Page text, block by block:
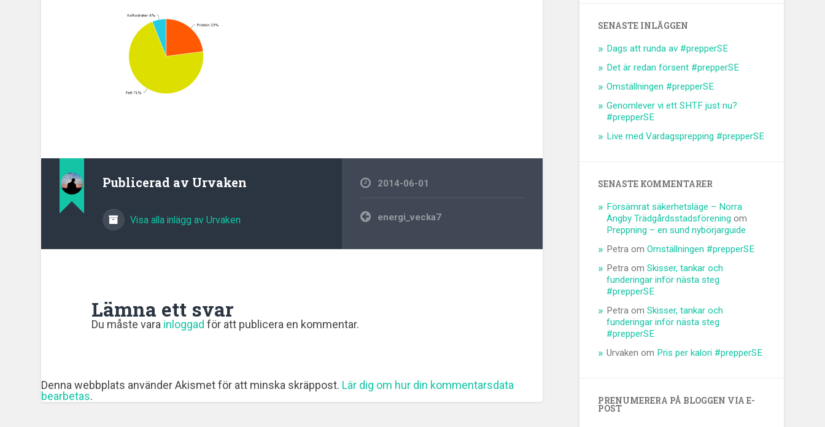
Publicerad av Urvaken
Visa alla inlägg av Urvaken
2014-06-01
Inläggsnavigering
energi_vecka7
Lämna ett svar
Du måste vara inloggad för att publicera en kommentar.
Denna webbplats använder Akismet för att minska skräppost. Lär dig om hur din kommentarsdata
bearbetas.
SENASTE INLÄGGEN
Dags att runda av #prepperSE
Det är redan försent #prepperSE
Omställningen #prepperSE
Genomlever vi ett SHTF just nu?
#prepperSE
Live med Vardagsprepping #prepperSE
SENASTE KOMMENTARER
Försämrat säkerhetsläge – Norra
Ängby Trädgårdsstadsförening om
Preppning – en sund nybörjarguide
Petra omOmställningen #prepperSE
Petra omSkisser, tankar och
funderingar inför nästa steg
#prepperSE
Petra omSkisser, tankar och
funderingar inför nästa steg
#prepperSE
Urvaken om Pris per kalori #prepperSE
PRENUMERERA PÅ BLOGGEN VIA E-
POST